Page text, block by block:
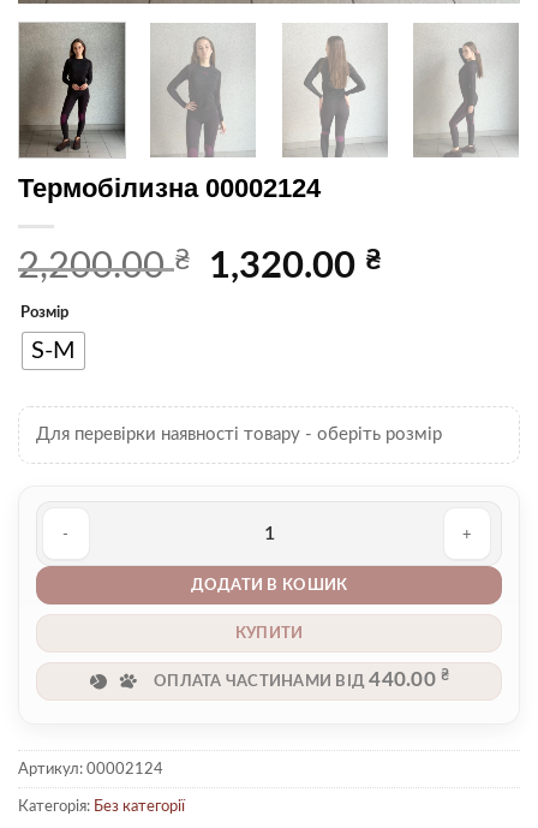
Термобілизна 00002124
2,200.00₴
Оригінальна
ціна:
1,320.00 ₴
Розмір
S-M
Для перевірки наявності товару - оберіть розмір
ДОДАТИ В КОШИК
КУПИТИ
ОПЛАТА ЧАСТИНАМИ ВІД440.00₴
Артикул: 00002124
Категорія: Без категорії